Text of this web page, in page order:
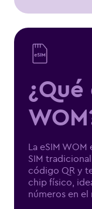
¿Qué
La eSIM
SIM
código QR y
chip físico,
números en